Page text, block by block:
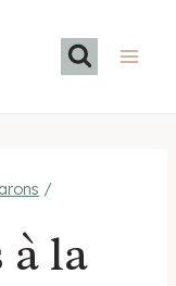
/
la